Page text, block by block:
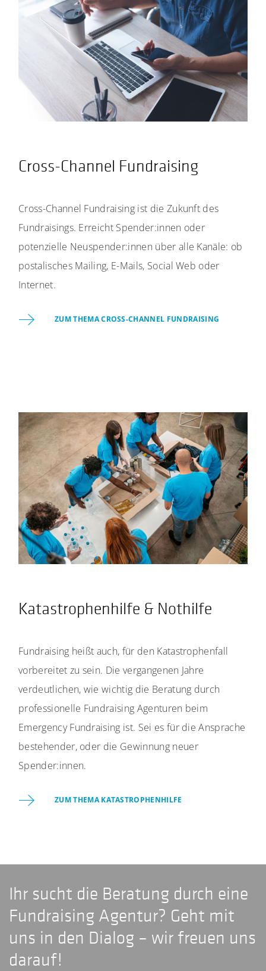
Cross-Channel Fundraising
Cross-Channel Fundraising ist die Zukunft des
Fundraisings. Erreicht Spender:innen oder
potenzielle Neuspender:innen über alle Kanäle: ob
postalisches Mailing, E-Mails, Social Web oder
Internet.
ZUM THEMA CROSS-CHANNEL FUNDRAISING
Katastrophenhilfe & Nothilfe
Fundraising heißt auch, für den Katastrophenfall
vorbereitet zu sein. Die vergangenen Jahre
verdeutlichen, wie wichtig die Beratung durch
professionelle Fundraising Agenturen beim
Emergency Fundraising ist. Sei es für die Ansprache
bestehender, oder die Gewinnung neuer
Spender:innen.
ZUM THEMA KATASTROPHENHILFE
Ihr sucht die Beratung durch eine
Fundraising Agentur? Geht mit
uns in den Dialog – wir freuen uns
darauf!